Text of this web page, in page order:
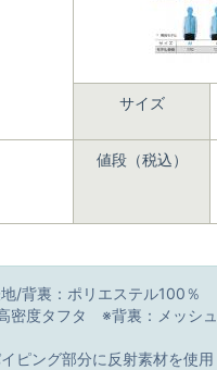
サイズ
値段（税込）
/背裏：ポリエステル100％
密度タフタ ※背裏：メッシュ
ピング部分に反射素材を使用